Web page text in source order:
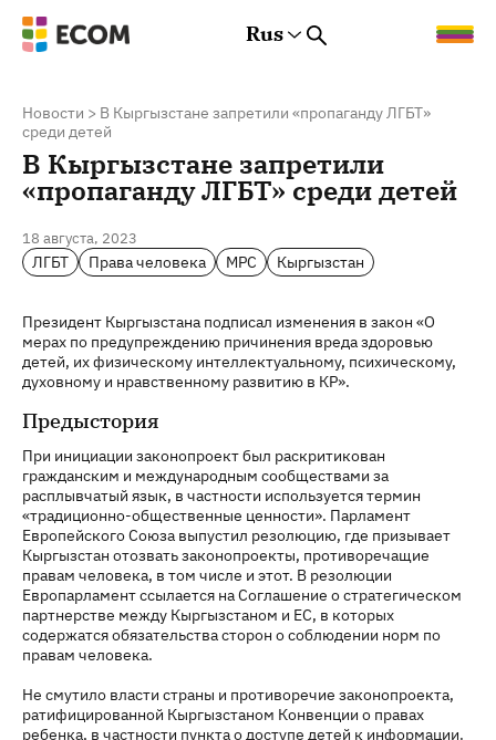
Rus
Новости > В Кыргызстане запретили «пропаганду ЛГБТ»
среди детей
В Кыргызстане запретили
«пропаганду ЛГБТ» среди детей
18 августа, 2023
ЛГБТ Права человека МРС Кыргызстан
Президент Кыргызстана подписал изменения в закон «О
мерах по предупреждению причинения вреда здоровью
детей, их физическому интеллектуальному, психическому,
духовному и нравственному развитию в КР».
Предыстория
При инициации законопроект был раскритикован
гражданским и международным сообществами за
расплывчатый язык, в частности используется термин
«традиционно-общественные ценности». Парламент
Европейского Союза выпустил резолюцию, где призывает
Кыргызстан отозвать законопроекты, противоречащие
правам человека, в том числе и этот. В резолюции
Европарламент ссылается на Соглашение о стратегическом
партнерстве между Кыргызстаном и ЕС, в которых
содержатся обязательства сторон о соблюдении норм по
правам человека.
Не смутило власти страны и противоречие законопроекта,
ратифицированной Кыргызстаном Конвенции о правах
ребенка, в частности пункта о доступе детей к информации.